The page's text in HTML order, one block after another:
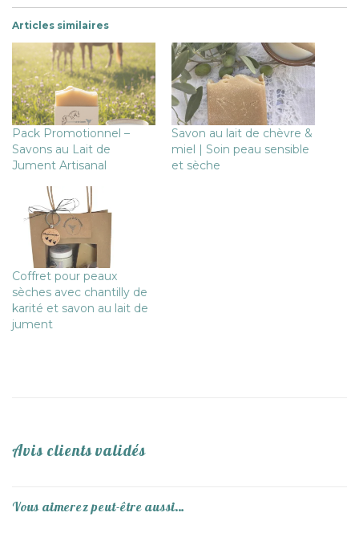
Articles similaires
Pack Promotionnel –
Savons au Lait de
Jument Artisanal
Savon au lait de chèvre &
miel | Soin peau sensible
et sèche
Coffret pour peaux
sèches avec chantilly de
karité et savon au lait de
jument
Avis clients validés
Vous aimerez peut-être aussi…